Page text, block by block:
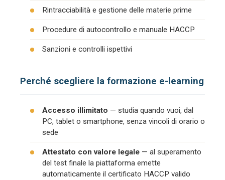
Rintracciabilità e gestione delle materie prime
Procedure di autocontrollo e manuale HACCP
Sanzioni e controlli ispettivi
Perché scegliere la formazione e-learning
Accesso illimitato — studia quando vuoi, dal
PC, tablet o smartphone, senza vincoli di orario o
sede
Attestato con valore legale — al superamento
del test finale la piattaforma emette
automaticamente il certificato HACCP valido